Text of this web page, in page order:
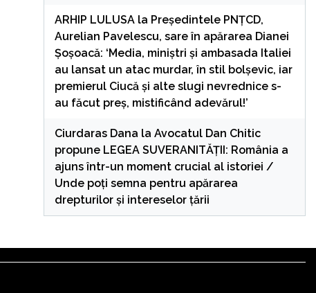
ARHIP LULUSAla Președintele PNȚCD,
Aurelian Pavelescu, sare în apărarea Dianei
Șoșoacă: ‘Media, miniștri și ambasada Italiei
au lansat un atac murdar, în stil bolșevic, iar
premierul Ciucă și alte slugi nevrednice s-
au făcut preș, mistificând adevărul!’
Ciurdaras Dana la Avocatul Dan Chitic
propune LEGEA SUVERANITĂȚII: România a
ajuns într-un moment crucial al istoriei /
Unde poți semna pentru apărarea
drepturilor și intereselor țării